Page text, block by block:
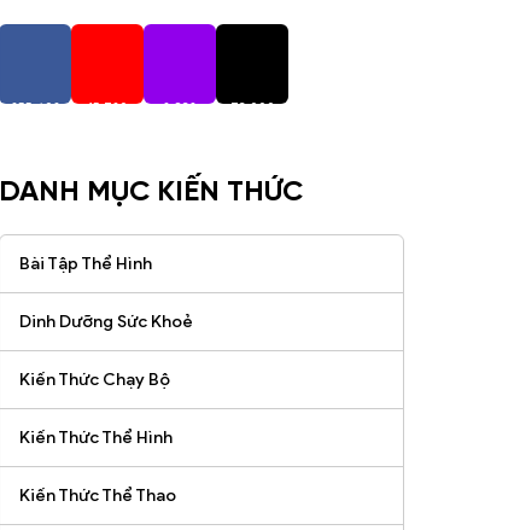
255,402 15,720 2,938 73,000
DANH MỤC KIẾN THỨC
Bài Tập Thể Hình
Dinh Dưỡng Sức Khoẻ
Kiến Thức Chạy Bộ
Kiến Thức Thể Hình
Kiến Thức Thể Thao